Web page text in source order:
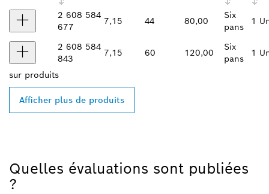
2 608 584
677
7,15 44 80,00
Six
pans
1
2 608 584
843
7,15 60 120,00
Six
pans
1
sur produits
Afficher plus de produits
Quelles évaluations sont publiées
?